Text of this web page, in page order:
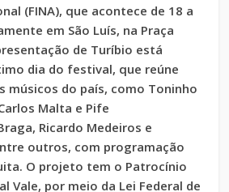
(FINA), que acontece de 18 a
em São Luís, na Praça
de Turíbio está
dia do festival, que reúne
músicos do país, como Toninho
Malta e Pife
Ricardo Medeiros e
outros, com programação
O projeto tem o Patrocínio
Vale, por meio da Lei Federal de